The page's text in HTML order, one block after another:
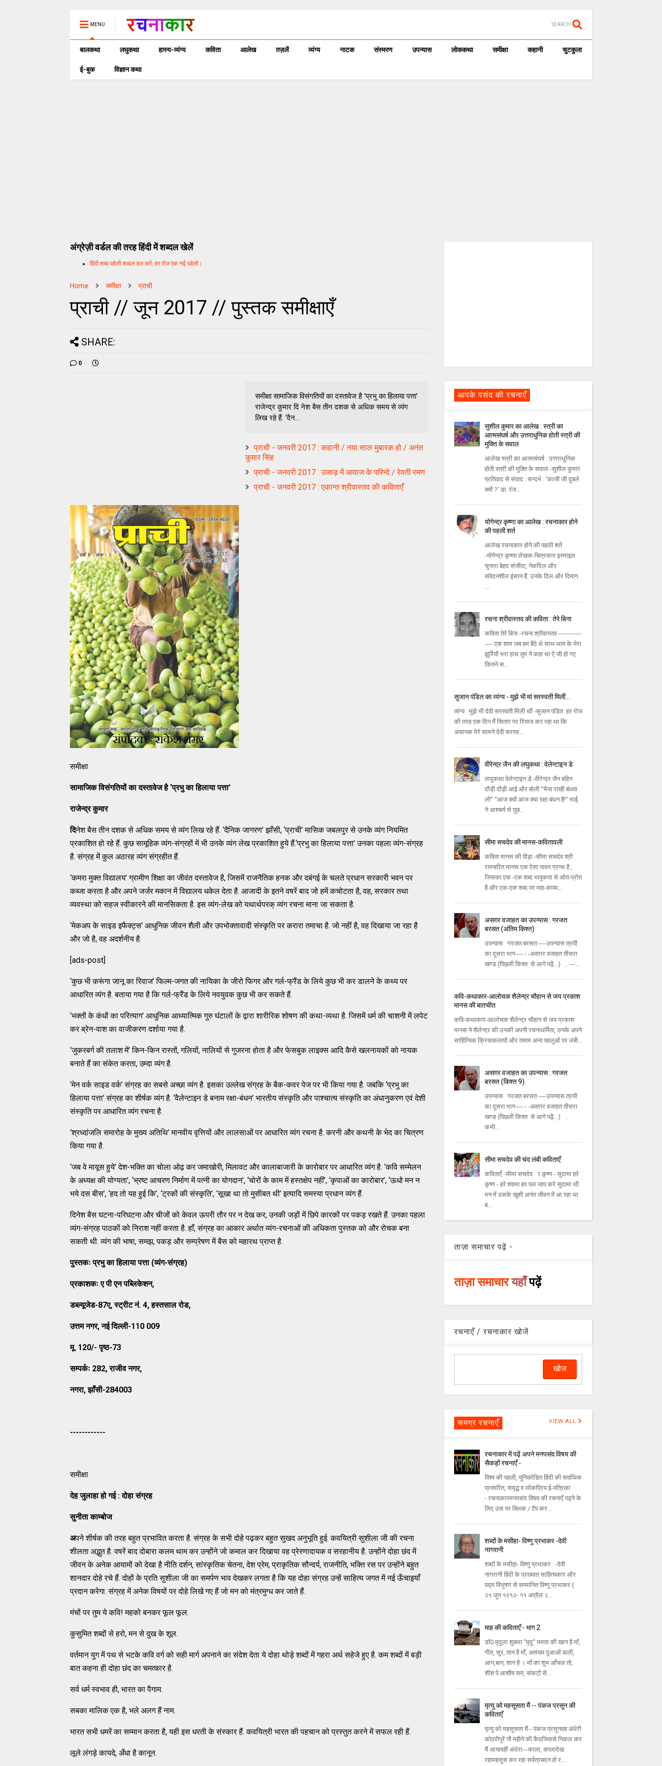
MENU SEARCH
बालकथा लघुकथा हास्य-व्यंग्य कविता आलेख ग़ज़लें व्यंग्य नाटक संस्मरण उपन्यास लोककथा समीक्षा कहानी चुटकुला
ई-बुक विज्ञान कथा
अंग्रेज़ी वर्डल की तरह हिंदी में शब्दल खेलें
हिंदी शब्द पहेली शब्दल हल करें, हर रोज एक नई पहेली।
Home समीक्षा प्राची
प्राची // जून 2017 // पुस्तक समीक्षाएँ
SHARE:
0
समीक्षा सामाजिक विसंगतियों का दस्तावेज है ‘प्रभु का हिलाया पत्ता’
राजेन्द्र कुमार दि नेश बैस तीन दशक से अधिक समय से व्यंग
लिख रहे हैं. ‘दैन...
प्राची - जनवरी 2017 : कहानी / नया साल मुबारक हो / अनंत
कुमार सिंह
प्राची - जनवरी 2017 : उजाड़ में आवाज के परिन्दे / रेवती रमण
प्राची - जनवरी 2017 : एकान्त श्रीवास्तव की कविताएँ
समीक्षा
सामाजिक विसंगतियों का दस्तावेज है‘प्रभु का हिलाया पत्ता’
राजेन्द्र कुमार
दिनेश बैस तीन दशक से अधिक समय से व्यंग लिख रहे हैं. ‘दैनिक जागरण’ झाँसी, ‘प्राची’ मासिक जबलपुर से उनके व्यंग नियमित
प्रकाशित हो रहे हैं. कुछ सामूहिक व्यंग-संग्रहों में भी उनके व्यंग लेख प्रकाशित हुये हैं.‘प्रभु का हिलाया पत्ता’ उनका पहला व्यंग-संग्रह
है. संग्रह में कुल अठारह व्यंग संग्रहीत हैं.
‘कमरा मुक्त विद्यालय’ ग्रामीण शिक्षा का जीवंत दस्तावेज है, जिसमें राजनैतिक हनक और दबंगई के चलते प्रधान सरकारी भवन पर
कब्जा करता है और अपने जर्जर मकान में विद्यालय धकेल देता है. आजादी के इतने वषरें बाद जो हमें कचोटता है, वह, सरकार तथा
व्यवस्था को सहज स्वीकारने की मानसिकता है. इस व्यंग-लेख को यथार्थपरक् व्यंग रचना माना जा सकता है.
‘मेकअप के साइड इफैक्ट्स’ आधुनिक जीवन शैली और उपभोक्तावादी संस्कृति पर करारा तमाचा है. जो नहीं है, वह दिखाया जा रहा है
और जो है, वह अदर्शनीय है.
[ads-post]
‘कुछ भी करूंगा जानू का रिवाज’ फिल्म-जगत की नायिका के जीरो फिगर और गर्ल-फ्रैंड के लिये कुछ भी कर डालने के कथ्य पर
आधारित व्यंग है. बताया गया है कि गर्ल-फ्रैंड के लिये नवयुवक कुछ भी कर सकते हैं.
‘भक्तों के कंधों का परित्याग’ आधुनिक आध्यात्मिक गुरु घंटालों के द्वारा शारीरिक शोषण की कथा-व्यथा है. जिसमें धर्म की चाशनी में लपेट
कर ब्रेन-वाश का वाजीकरण दर्शाया गया है.
‘जुकरबर्ग की तलाश में’ किन-किन रास्तों, गलियों, नालियों से गुजरना होता है और फेसबुक लाइक्स आदि कैसे खलनायकों को नायक
बनाते हैं का संकेत करता, उम्दा व्यंग है.
‘मेन वर्क साइड वर्क’ संग्रह का सबसे अच्छा व्यंग है. इसका उल्लेख संग्रह के बैक-कवर पेज पर भी किया गया है. जबकि ‘प्रभु का
हिलाया पत्ता’ संग्रह का शीर्षक व्यंग है. ‘वैलेन्टाइन डे बनाम रक्षा-बंधन’ भारतीय संस्कृति और पाश्चात्य संस्कृति का अंधानुकरण एवं देशी
संस्कृति पर आधारित व्यंग रचना है.
‘श्रध्दांजलि समारोह के मुख्य अतिथि’ मानवीय वृत्तियों और लालसाओं पर आधारित व्यंग रचना है. करनी और कथनी के भेद का चित्रण
किया गया है.
‘जब वे मायूस हुये’ देश-भक्ति का चोला ओढ़ कर जमाखोरी, मिलावट और कालाबाजारी के कारोबार पर आधारित व्यंग है. ‘कवि सम्मेलन
के अध्यक्ष की योग्यता’, ‘भ्रष्ट आचरण निर्माण में पत्नी का योगदान’, ‘चोरों के काम में हस्तक्षेप नहीं’, ‘कृपाओं का कारोबार’, ‘ऊधो मन न
भये दस बीस’, ‘हद तो यह हुई कि’, ‘ट्रकों की संस्कृति’, ‘सूखा था तो मुसीबत थी’ इत्यादि समस्या प्रधान व्यंग हैं.
दिनेश बैस घटना-परिघटना और चीजों को केवल ऊपरी तौर पर न देख कर, उनकी जड़ों में छिपे कारकों पर पकड़ रखते हैं. उनका पहला
व्यंग-संग्रह पाठकों को निराश नहीं करता है. हाँ, संग्रह का आकार अर्थात व्यंग-रचनाओं की अधिकता पुस्तक को और रोचक बना
सकती थी. व्यंग की भाषा, समझ, पकड़ और सम्प्रेषण में बैस को महारथ प्राप्त है.
पुस्तकः प्रभु का हिलाया पत्ता(व्यंग-संग्रह)
प्रकाशकः ए पी एन पब्लिकेशन,
डब्ल्यूजेड-87ए, स्ट्रीट नं. 4, हस्तसाल रोड,
उत्तम नगर, नई दिल्ली-110 009
मू. 120/- पृष्ठ-73
सम्पर्कः 282, राजीव नगर,
नगरा, झाँसी-284003
------------
समीक्षा
देह जुलाहा हो गई: दोहा संग्रह
सुनीता काम्बोज
अपने शीर्षक की तरह बहुत प्रभावित करता है. संग्रह के सभी दोहे पढ़कर बहुत सुखद अनुभूति हुई. कवयित्री सुशीला जी की रचना
शीलता अद्भुत है. वषरें बाद दोबारा कलम थाम कर उन्होंने जो कमाल कर दिखाया वह प्रेरणादायक व सरहानीय है. उन्होंने दोहा छंद में
जीवन के अनेक आयामों को देखा है नीति दर्शन, सांस्कृतिक चेतना, देश प्रेम, प्राकृतिक सौन्दर्य, राजनीति, भक्ति रस पर उन्होंने बहुत
शानदार दोहे रचे हैं. दोहों के प्रति सुशीला जी का समर्पण भाव देखकर लगता है कि यह दोहा संग्रह उन्हें साहित्य जगत में नई ऊँचाइयाँ
प्रदान करेगा. संग्रह में अनेक विषयों पर दोहे लिखे गए हैं जो मन को मंत्रमुग्ध कर जाते हैं.
मंचों पर तुम ये कवि! महको बनकर फूल फूल.
कुसुमित शब्दों से हरो, मन से दुख के शूल.
वर्तमान युग में पथ से भटके कवि वर्ग को सही मार्ग अपनाने का संदेश देता ये दोहा थोड़े शब्दों में गहरा अर्थ सहेजे हुए है. कम शब्दों में बड़ी
बात कहना ही दोहा छंद का चमत्कार है.
सर्व धर्म स्वभाव ही, भारत का पैगाम.
सबका मालिक एक है, भले अलग हैं नाम.
भारत सभी धमरें का सम्मान करता है, यही इस धरती के संस्कार हैं. कवयित्री भारत की पहचान को प्रस्तुत करने में सफल रही हैं.
लूले लंगड़े कायदे, अँधा है कानून.
आपके पसंद की रचनाएँ
सुशील कुमार का आलेख : स्त्री का
आत्मसंघर्ष और उत्तराधुनिक होती स्त्री की
मुक्ति के सवाल
आलेख स्त्री का आत्मसंघर्ष : उत्तराधुनिक
होती स्त्री की मुक्ति के सवाल -सुशील कुमार
प्रतिवाद से संवाद : सन्दर्भ : 'काजी जी दुबले
क्यों ?' डा. रंज...
योगेन्द्र कृष्णा का आलेख : रचनाकार होने
की पहली शर्त
आलेख रचनाकार होने की पहली शर्त
-योगेन्द्र कृष्णा लेखक-चित्रकार इस्माइल
चुनारा बेहद संजीदा, नेकदिल और
संवेदनशील इंसान हैं. उनके दिल और दिमाग
...
रचना श्रीवास्तव की कविता : तेरे बिना
कविता तेरे बिना -रचना श्रीवास्तव ------------
---- एक शाम जब हम बैठे थे साथ थाम के मेरा
झुर्रियों भरा हाथ तुम ने कहा था ऐ जी हो गए
कितने स...
सुजान पंडित का व्यंग्य - मुझे भी मां सरस्वती मिलीं...
व्यंग्य मुझे भी देवी सरस्वती मिली थीं -सुजान पंडित हर रोज
की तरह एक दिन मैं सितार पर रियाज कर रहा था कि
अचानक मेरे सामने देवी सरस्व...
वीरेन्द्र जैन की लघुकथा : वेलेन्टाइन डे
लघुकथा वेलेन्टाइन डे -वीरेन्द्र जैन बहिन
दौड़ी दौड़ी आई और बोली ‘‘भैया राखी बंधवा
लो’’ ‘‘आज क्यों आज क्या रक्षा बंधन है!’’ भाई
ने आश्चर्य से पूछ...
सीमा सचदेव की मानस-कवितावली
कविता मानस की पीड़ा -सीमा सचदेव श्री
रामचरित मानस एक ऐसा पावन ग्रन्थ है ,
जिसका एक -एक शब्द भावुकता से ओत-प्रोत
है और एक-एक शब्द पर महा-काव्य...
असग़र वजाहत का उपन्यास : गरजत
बरसत (अंतिम किश्त)
उपन्यास गरजत बरसत ----उपन्यास त्रयी
का दूसरा भाग---- - -असग़र वजाहत तीसरा
खण्ड (पिछली किश्त से आगे पढ़ें...) .. ---...
कवि-कथाकार-आलोचक शैलेन्द्र चौहान से जय प्रकाश
मानस की बातचीत
कवि-कथाकार-आलोचक शैलेन्द्र चौहान से जय प्रकाश
मानस ने शैलेन्द्र की उनकी अपनी रचनाधर्मिता, उनके अपने
साहित्यिक क्रियाकलापों और तमाम अन्य पहलुओं पर लंबी...
असग़र वजाहत का उपन्यास : गरजत
बरसत (किश्त 9)
उपन्यास गरजत बरसत ----उपन्यास त्रयी
का दूसरा भाग---- - -असग़र वजाहत तीसरा
खण्ड (पिछली किश्त से आगे पढ़ें...) ..
कभी...
सीमा सचदेव की चंद लंबी कविताएँ
कविताएँ -सीमा सचदेव 1.कृष्ण - सुदामा हरे
कृष्ण - हरे श्यामा हर पल जाप करे सुदामा थी
मन में उसके खुशी अनंत जीवन में आ रहा था
ब...
ताज़ा समाचार पढ़ें -
ताज़ा समाचारयहाँपढ़ें
रचनाएँ / रचनाकार खोजें
समग्र रचनाएँ VIEW ALL
रचनाकार में पढ़ें अपने मनपसंद विषय की
सैकड़ों रचनाएँ -
विश्व की पहली, यूनिकोडित हिंदी की सर्वाधिक
प्रसारित, समृद्ध व लोकप्रिय ई-पत्रिका
- रचनाकारमनपसंद विषय की रचनाएँ पढ़ने के
लिए उस पर क्लिक / टैप कर...
शब्दों के मसीहा- विष्णु प्रभाकर -देवी
नागरानी
शब्दों के मसीहा- विष्णु प्रभाकर -देवी
नागरानी हिंदी के प्रख्यात साहित्यकार और
पद्म विभूषण से सम्मानित विष्णु प्रभाकर (
२१ जून १९१२- ११ अप्रैल २...
माह की कविताएँ - भाग 2
डॉ0 मृदुला शुक्ला "मृदु" ममता की खान है माँ,
गीत, सुर, तान है माँ, असंख्य दुआओं वाली,
आन,बान, शान है । माँ का शुभ आँचल तो,
शीश पे आशीष सम, संकटों से...
मृत्यु को महसूसता मैं -- पंकज प्रसून की
कविताएँ
मृत्यु को महसूसता मैं-- पंकज प्रसूनवह अंधेरी
कोठरीपूरे नौ महीने की कैदजिससे निकल कर
मैं आयावहीं अंधेरा---काला, कालादेख
रहामहसूस कर रहा सर्वत्रबदन हो र...